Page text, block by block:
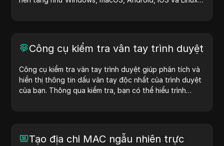
Đơn giản hóa quy trình làm việc của bạn—bắt đầu tạo
user agent ngay hôm nay!
Công cụ kiểm tra vân tay trình duyệt
Công cụ kiểm tra vân tay trình duyệt giúp phân tích và
hiển thị thông tin dấu vân tay độc nhất của trình duyệt
của bạn. Thông qua kiểm tra, bạn có thể hiểu trình
Tạo địa chỉ MAC ngẫu nhiên trực